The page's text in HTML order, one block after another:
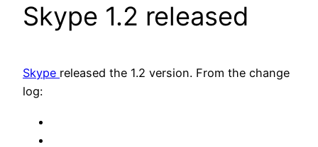
Skype 1.2 released
Skype released the 1.2 version. From the change
log: